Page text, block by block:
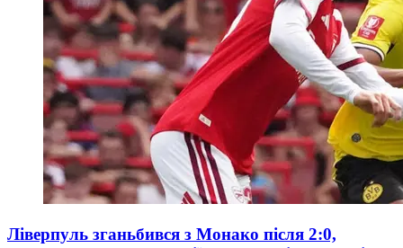
Ліверпуль зганьбився з Монако після 2:0,